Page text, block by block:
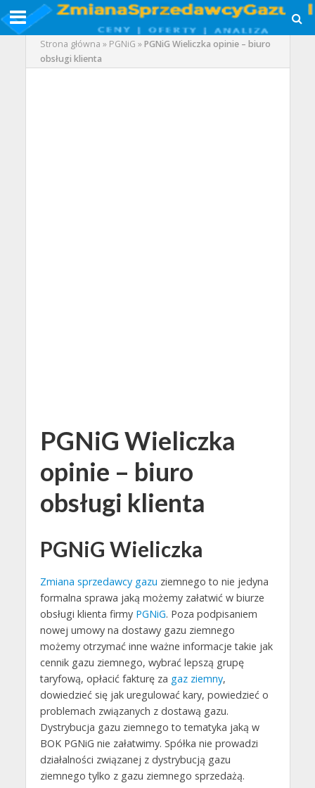
Strona główna » PGNiG »PGNiG Wieliczka opinie – biuro
obsługi klienta
PGNiG Wieliczka
opinie – biuro
obsługi klienta
PGNiG Wieliczka
Zmiana sprzedawcy gazu ziemnego to nie jedyna
formalna sprawa jaką możemy załatwić w biurze
obsługi klienta firmy PGNiG. Poza podpisaniem
nowej umowy na dostawy gazu ziemnego
możemy otrzymać inne ważne informacje takie jak
cennik gazu ziemnego, wybrać lepszą grupę
taryfową, opłacić fakturę za gaz ziemny,
dowiedzieć się jak uregulować kary, powiedzieć o
problemach związanych z dostawą gazu.
Dystrybucja gazu ziemnego to tematyka jaką w
BOK PGNiG nie załatwimy. Spółka nie prowadzi
działalności związanej z dystrybucją gazu
ziemnego tylko z gazu ziemnego sprzedażą.